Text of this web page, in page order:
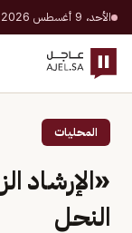
الأحد، 9 أغسطس 2026 · 26 صفر 1448 هـ
المحليات
النحل